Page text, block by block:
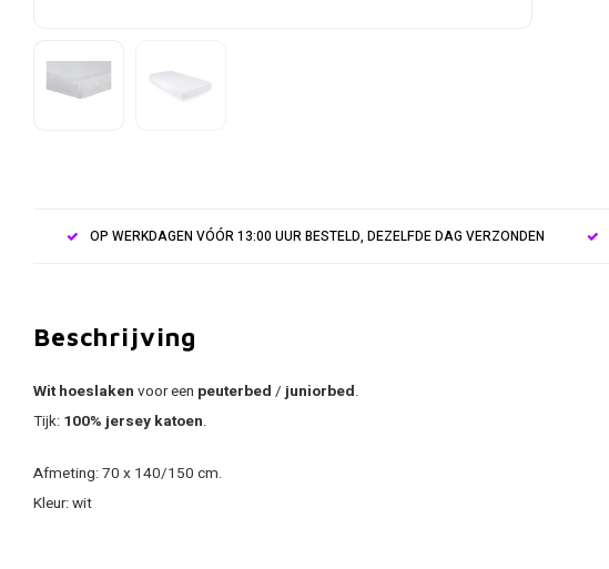
OP WERKDAGEN VÓÓR 13:00 UUR BESTELD, DEZELFDE DAG VERZONDEN
Beschrijving
Wit hoeslaken voor een peuterbed /juniorbed.
Tijk: 100% jersey katoen.
Afmeting: 70 x 140/150 cm.
Kleur: wit